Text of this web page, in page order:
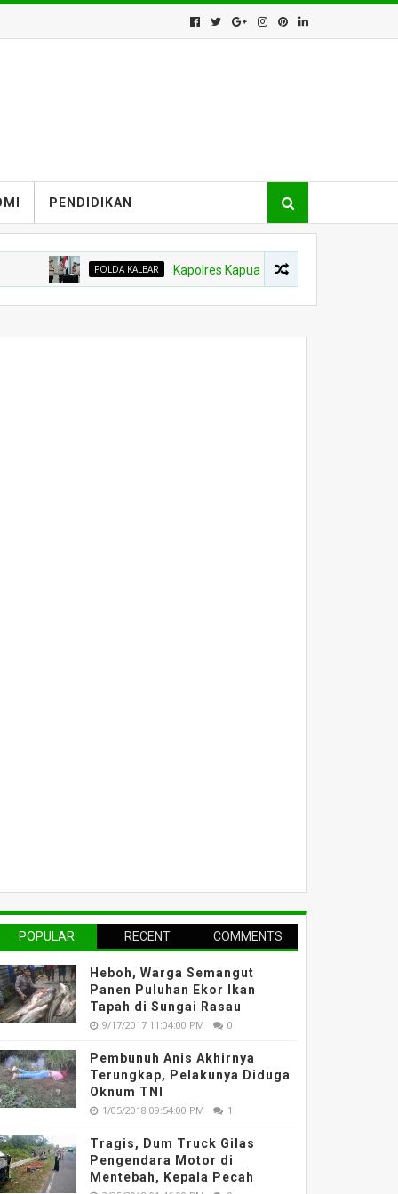
PENDIDIKAN
POLDA KALBAR Kapolres Kapuas Hulu Berganti, Kapolda Pimpin
POPULAR RECENT COMMENTS
Heboh, Warga Semangut
Panen Puluhan Ekor Ikan
Tapah di Sungai Rasau
9/17/2017 11:04:00 PM 0
Pembunuh Anis Akhirnya
Terungkap, Pelakunya Diduga
Oknum TNI
1/05/2018 09:54:00 PM 1
Tragis, Dum Truck Gilas
Pengendara Motor di
Mentebah, Kepala Pecah